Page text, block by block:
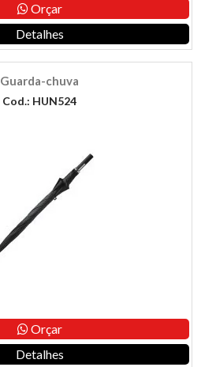
Orçar
Detalhes
Guarda-chuva
Cod.: HUN524
Orçar
Detalhes